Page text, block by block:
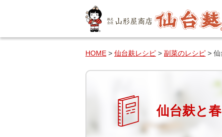
HOME > 仙台麸レシピ > 副菜のレシピ > 仙
仙台麸と